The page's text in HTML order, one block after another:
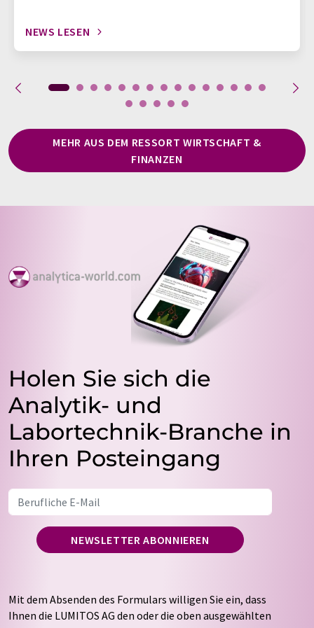
NEWS LESEN
MEHR AUS DEM RESSORT WIRTSCHAFT &
FINANZEN
Holen Sie sich die
Analytik- und
Labortechnik-Branche in
Ihren Posteingang
NEWSLETTER ABONNIEREN
Mit dem Absenden des Formulars willigen Sie ein, dass
Ihnen die LUMITOS AG den oder die oben ausgewählten